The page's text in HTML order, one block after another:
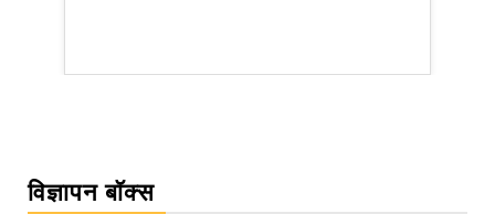
विज्ञापन बॉक्स